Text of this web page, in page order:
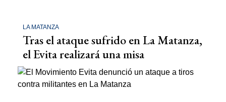
LA MATANZA
Tras el ataque sufrido en La Matanza,
el Evita realizará una misa